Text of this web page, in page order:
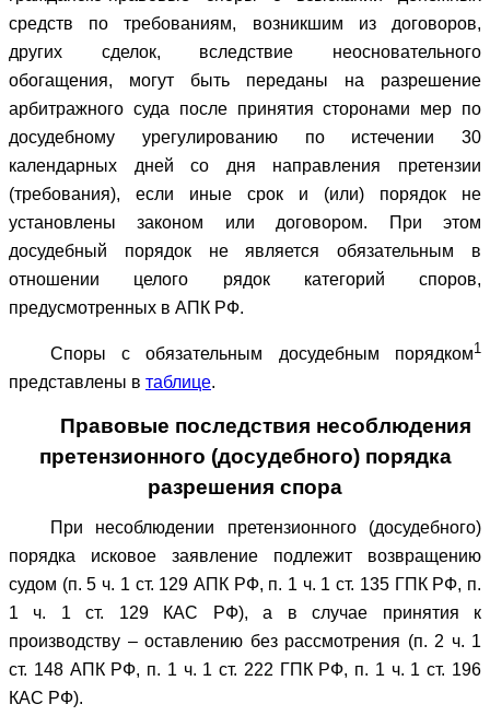
средств по требованиям, возникшим из договоров,
других сделок, вследствие неосновательного
обогащения, могут быть переданы на разрешение
арбитражного суда после принятия сторонами мер по
досудебному урегулированию по истечении 30
календарных дней со дня направления претензии
(требования), если иные срок и (или) порядок не
установлены законом или договором. При этом
досудебный порядок не является обязательным в
отношении целого рядок категорий споров,
предусмотренных в АПК РФ.
Споры с обязательным досудебным порядком1
представлены в таблице.
Правовые последствия несоблюдения
претензионного (досудебного) порядка
разрешения спора
При несоблюдении претензионного (досудебного)
порядка исковое заявление подлежит возвращению
судом (п. 5 ч. 1 ст. 129 АПК РФ, п. 1 ч. 1 ст. 135 ГПК РФ, п.
1 ч. 1 ст. 129 КАС РФ), а в случае принятия к
производству – оставлению без рассмотрения (п. 2 ч. 1
ст. 148 АПК РФ, п. 1 ч. 1 ст. 222 ГПК РФ, п. 1 ч. 1 ст. 196
КАС РФ).